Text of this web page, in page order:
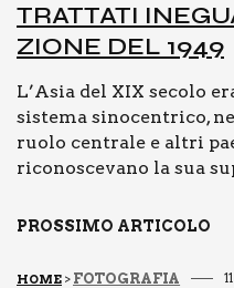
TRAT­TA­TI
ZIO­NE DEL 1949
L’Asia del XIX secolo
sistema sinocentrico,
ruolo centrale e altri
riconoscevano la sua
PROSSIMO ARTICOLO
HOME > FOTOGRAFIA